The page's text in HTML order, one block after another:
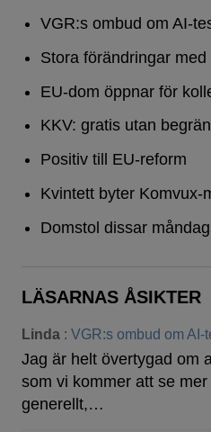
VGR:s ombud om AI-
Stora förändringar med
EU-dom öppnar för
KKV: gratis utan
Positiv till EU-reform
Kvintett byter Komvux-
Domstol dissar
LÄSARNAS ÅSIKTER
Linda : VGR:s ombud om AI-
Jag är helt övertygad om
som vi kommer att se
generellt,…